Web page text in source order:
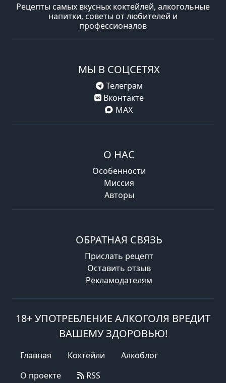
Рецепты самых вкусных коктейлей, алкогольные
напитки, советы от любителей и
профессионалов
МЫ В СОЦСЕТЯХ
Телеграм
Вконтакте
MAX
О НАС
Особенности
Миссия
Авторы
ОБРАТНАЯ СВЯЗЬ
Прислать рецепт
Оставить отзыв
Рекламодателям
18+ УПОТРЕБЛЕНИЕ АЛКОГОЛЯ ВРЕДИТ
ВАШЕМУ ЗДОРОВЬЮ!
Главная Коктейли
Алкоблог
О проекте
RSS